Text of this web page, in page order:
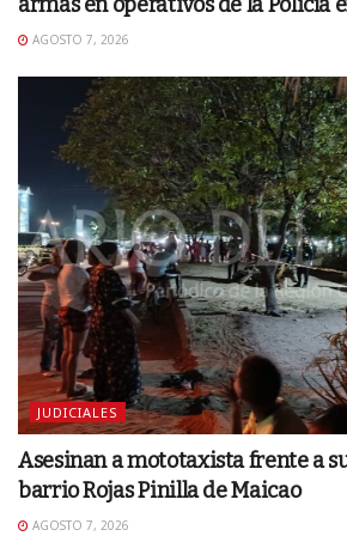
AGOSTO 7, 2026
JUDICIALES
Asesinan a mototaxista frente a
barrio Rojas Pinilla de Maicao
AGOSTO 7, 2026